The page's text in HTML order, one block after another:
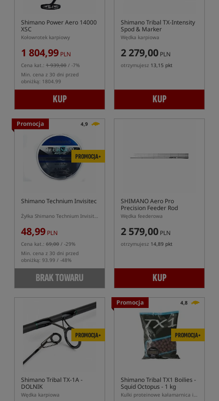
Shimano Power Aero 14000
XSC
Kołowrotek karpiowy
1 804,99 PLN
Cena kat.: 1 939,00 / -7%
Min. cena z 30 dni przed
obniżką: 1804.99
KUP
Shimano Tribal TX-Intensity
Spod & Marker
Wędka karpiowa
2 279,00 PLN
otrzymujesz 13,15 pkt
KUP
Promocja 4,9
PROMOCJA+
Shimano Technium Invisitec
Żyłka Shimano Technium Invisitec
48,99 PLN
Cena kat.: 69,00 / -29%
Min. cena z 30 dni przed
obniżką: 93.99 / -48%
BRAK TOWARU
SHIMANO Aero Pro
Precision Feeder Rod
Wędka feederowa
2 579,00 PLN
otrzymujesz 14,89 pkt
KUP
PROMOCJA+
Shimano Tribal TX-1A-
DOLNIK
Wędka karpiowa
Promocja 4,8
PROMOCJA+
Shimano Tribal TX1 Boilies -
Squid Octopus - 1 kg
Kulki proteinowe kałamarnica i ośmiornica